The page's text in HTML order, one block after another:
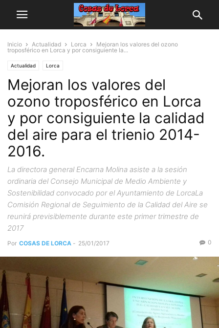
Inicio Actualidad Lorca
Mejoran los valores del ozono
troposférico en Lorca y por consiguiente la...
Actualidad Lorca
Mejoran los valores del
ozono troposférico en Lorca
y por consiguiente la calidad
del aire para el trienio 2014-
2016.
La directora general Encarna Molina asiste a la sesión
ordinaria del Consejo Municipal de Medio Ambiente y
Sostenibilidad convocado por el Ayuntamiento de LorcaLa
Comisión Regional de Seguimiento de la Calidad del Aire se
reunirá previsiblemente durante este primer trimestre de
2017
Por COSAS DE LORCA - 25/01/2017 0